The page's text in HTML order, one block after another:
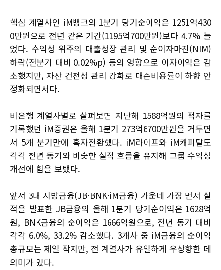
핵심 계열사인 iM뱅크의 1분기 당기순이익은 1251억430
0만원으로 전년 같은 기간(1195억700만원)보다 4.7% 늘
었다. 수익성 위주의 대출성장 관리 및 순이자마진(NIM)
하락(전분기 대비 0.02%p) 등의 영향으로 이자이익은 감
소했지만, 자산 건전성 관리 강화로 대손비용률이 하향 안
정화되면서다.
비은행 계열사별로 살펴보면 지난해 1588억원의 적자를
기록했던 iM증권은 올해 1분기 273억6700만원을 거두면
서 5개 분기만에 흑자전환했다. iM라이프와 iM캐피탈도
각각 전년 동기와 비슷한 실적 흐름을 유지해 그룹 수익성
개선에 힘을 보탰다.
앞서 3대 지방금융(JB·BNK·iM금융) 가운데 가장 먼저 실
적을 발표한 JB금융의 올해 1분기 당기순이익은 1628억
원, BNK금융의 순이익은 1666억원으로, 전년 동기 대비
각각 6.0%, 33.2% 감소했다. 3개사 중 iM금융의 순이익
총규모는 제일 작지만, 전 계열사가 유일하게 우상향한 데
의미가 있다.